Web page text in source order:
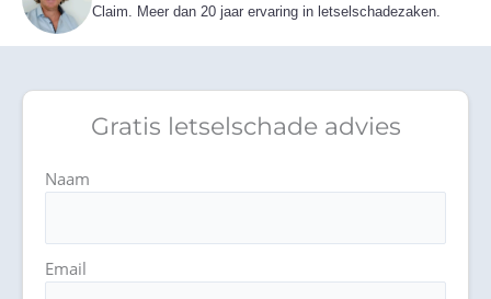
Claim. Meer dan 20 jaar ervaring in letselschadezaken.
Gratis letselschade advies
Naam
Email